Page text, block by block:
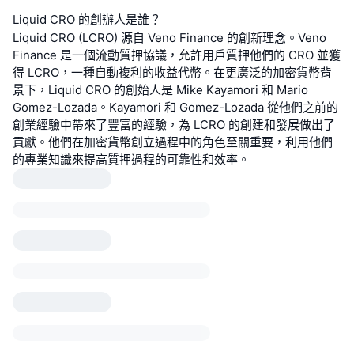
Liquid CRO 的創辦人是誰？
Liquid CRO (LCRO) 源自 Veno Finance 的創新理念。Veno
Finance 是一個流動質押協議，允許用戶質押他們的 CRO 並獲
得 LCRO，一種自動複利的收益代幣。在更廣泛的加密貨幣背
景下，Liquid CRO 的創始人是 Mike Kayamori 和 Mario
Gomez-Lozada。Kayamori 和 Gomez-Lozada 從他們之前的
創業經驗中帶來了豐富的經驗，為 LCRO 的創建和發展做出了
貢獻。他們在加密貨幣創立過程中的角色至關重要，利用他們
的專業知識來提高質押過程的可靠性和效率。